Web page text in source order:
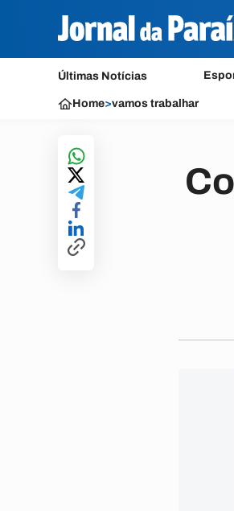
Últimas Notícias
Home>vamos trabalhar